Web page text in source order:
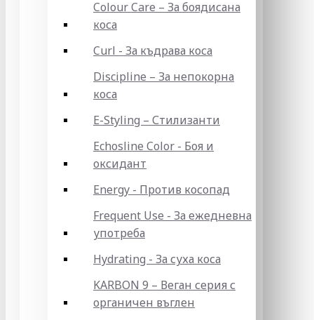
Colour Care – За боядисана
коса
Curl - За къдрава коса
Discipline – За непокорна
коса
E-Styling – Стилизанти
Echosline Color - Боя и
оксидант
Energy - Против косопад
Frequent Use - За ежедневна
употреба
Hydrating - За суха коса
KARBON 9 – Веган серия с
органичен въглен